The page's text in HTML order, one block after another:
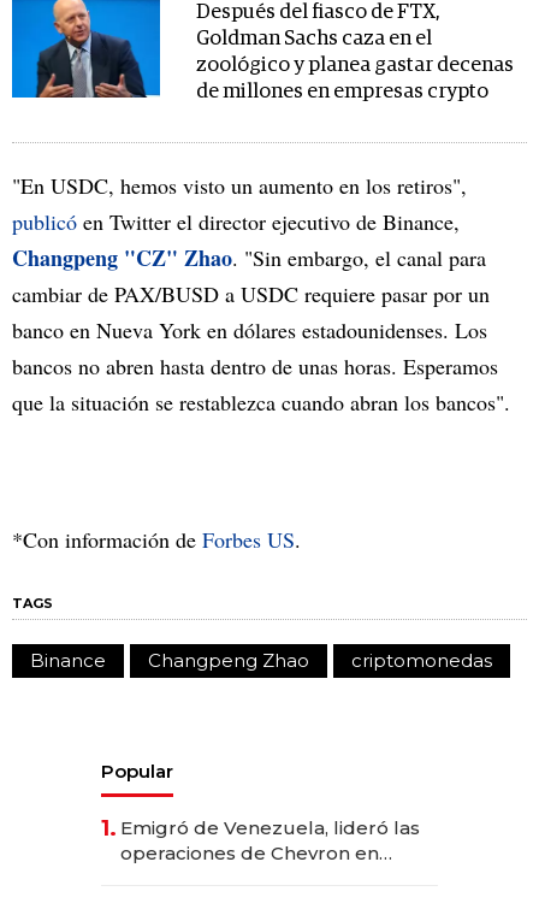
Después del fiasco de FTX,
Goldman Sachs caza en el
zoológico y planea gastar decenas
de millones en empresas crypto
"En USDC, hemos visto un aumento en los retiros",
publicó en Twitter el director ejecutivo de Binance,
Changpeng "CZ" Zhao. "Sin embargo, el canal para
cambiar de PAX/BUSD a USDC requiere pasar por un
banco en Nueva York en dólares estadounidenses. Los
bancos no abren hasta dentro de unas horas. Esperamos
que la situación se restablezca cuando abran los bancos".
*Con información de Forbes US.
TAGS
Binance Changpeng Zhao criptomonedas
Popular
1. Emigró de Venezuela, lideró las
operaciones de Chevron en